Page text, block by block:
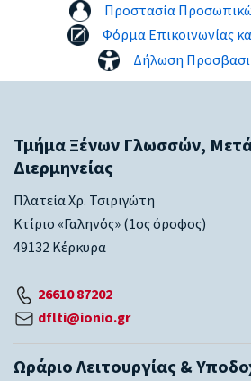
Προστασία
Φόρμα Επικοινωνίας
Δήλωση
Τμήμα Ξένων Γλωσσών,
Διερμηνείας
Πλατεία Χρ. Τσιριγώτη
Κτίριο «Γαληνός» (1ος όροφος)
49132 Κέρκυρα
26610 87202
dflti@ionio.gr
Ωράριο Λειτουργίας &